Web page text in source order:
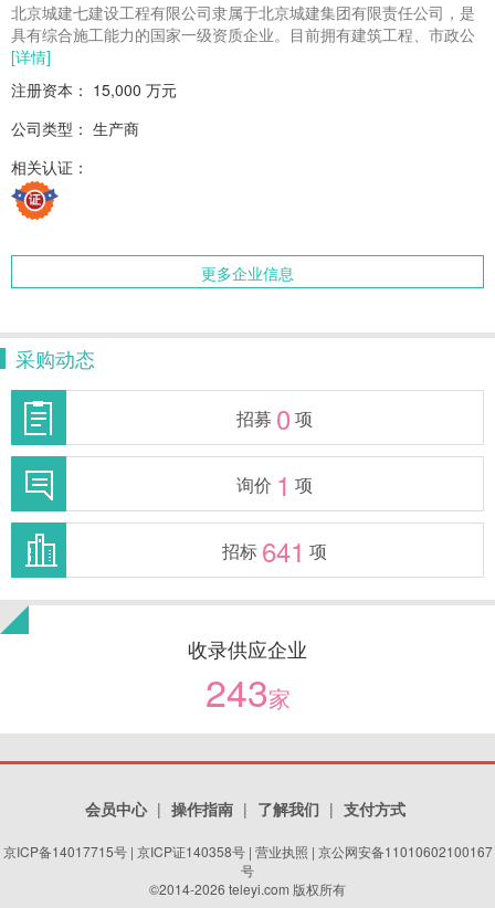
北京城建七建设工程有限公司隶属于北京城建集团有限责任公司，是
具有综合施工能力的国家一级资质企业。目前拥有建筑工程、市政公
[详情]
注册资本： 15,000 万元
公司类型： 生产商
相关认证：
更多企业信息
采购动态
招募 0 项
询价 1 项
招标 641 项
收录供应企业
243家
会员中心 | 操作指南 | 了解我们 | 支付方式
京ICP备14017715号| 京ICP证140358号| 营业执照 | 京公网安备11010602100167
号
©2014-2026 teleyi.com 版权所有